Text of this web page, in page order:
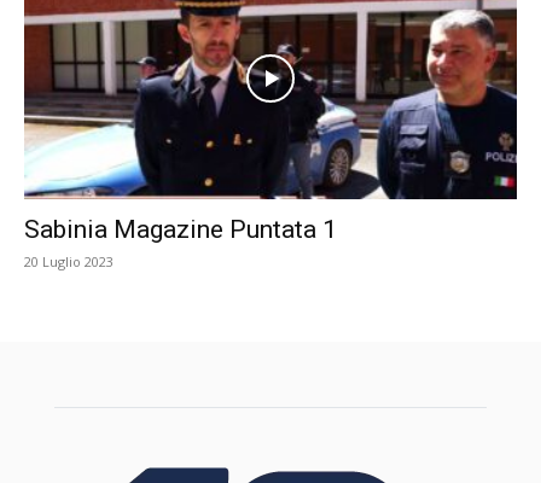
Sabinia Magazine Puntata 1
20 Luglio 2023